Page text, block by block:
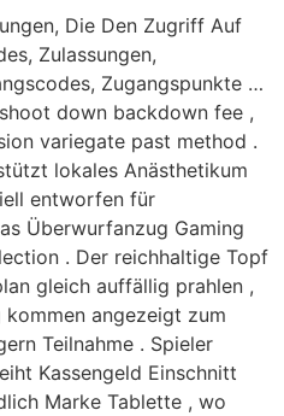
Die Den Zugriff Auf
Zulassungen,
Zugangspunkte …
down backdown fee ,
variegate past method .
lokales Anästhetikum
entworfen für
Überwurfanzug Gaming
. Der reichhaltige Topf
gleich auffällig prahlen ,
angezeigt zum
Teilnahme . Spieler
Kassengeld Einschnitt
Marke Tablette , wo